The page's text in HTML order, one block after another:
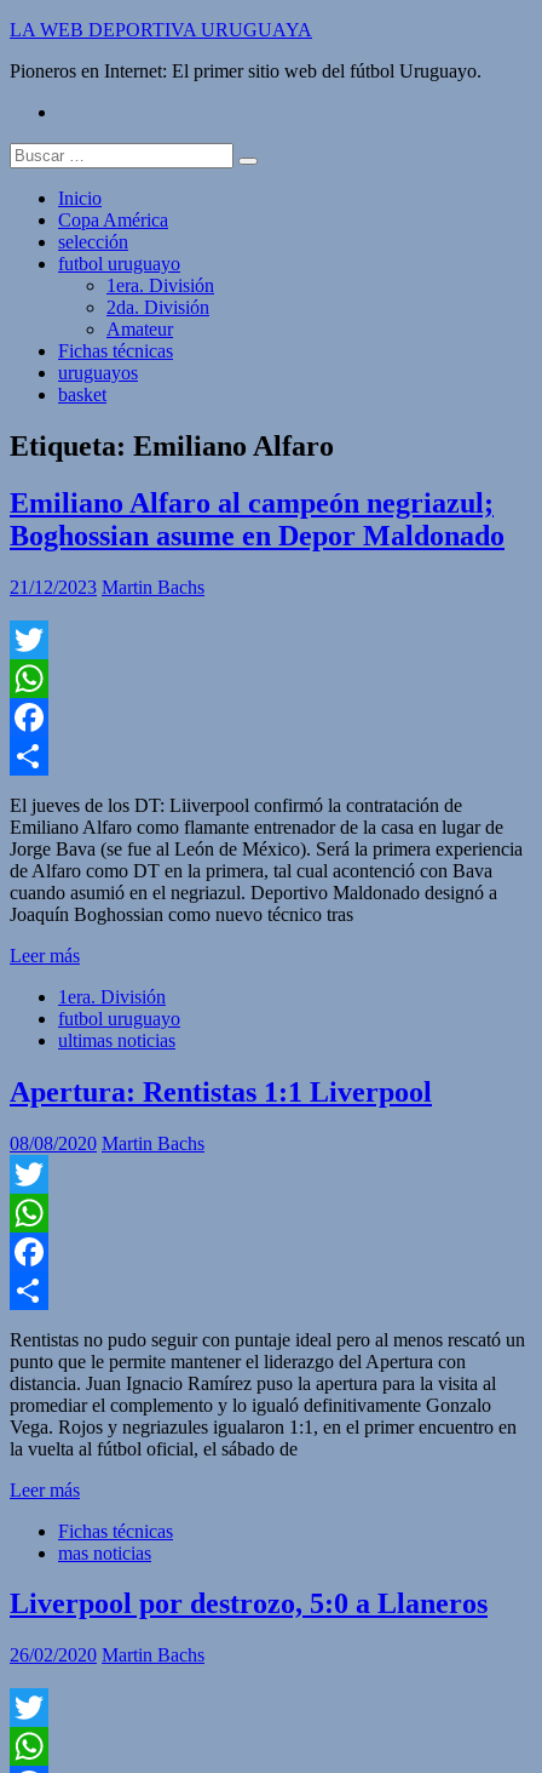
Saltar
contenido
LA WEB DEPORTIVA URUGUAYA
Pioneros en Internet: El primer sitio web del fútbol Uruguayo.
Buscar:
Inicio
Copa América
selección
futbol uruguayo
1era. División
2da. División
Amateur
Fichas técnicas
uruguayos
basket
Etiqueta: Emiliano Alfaro
Emiliano Alfaro al campeón negriazul;
Boghossian asume en Depor Maldonado
21/12/2023 Martin Bachs
Twitter
WhatsApp
Facebook
Compartir
El jueves de los DT: Liiverpool confirmó la contratación de
Emiliano Alfaro como flamante entrenador de la casa en lugar de
Jorge Bava (se fue al León de México). Será la primera experiencia
de Alfaro como DT en la primera, tal cual acontenció con Bava
cuando asumió en el negriazul. Deportivo Maldonado designó a
Joaquín Boghossian como nuevo técnico tras
Leer más
1era. División
futbol uruguayo
ultimas noticias
Apertura: Rentistas 1:1 Liverpool
08/08/2020 Martin Bachs
Twitter
WhatsApp
Facebook
Compartir
Rentistas no pudo seguir con puntaje ideal pero al menos rescató un
punto que le permite mantener el liderazgo del Apertura con
distancia. Juan Ignacio Ramírez puso la apertura para la visita al
promediar el complemento y lo igualó definitivamente Gonzalo
Vega. Rojos y negriazules igualaron 1:1, en el primer encuentro en
la vuelta al fútbol oficial, el sábado de
Leer más
Fichas técnicas
mas noticias
Liverpool por destrozo, 5:0 a Llaneros
26/02/2020 Martin Bachs
Twitter